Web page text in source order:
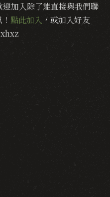
加入除了能直接與我們聯
點此加入 ，或加入好友